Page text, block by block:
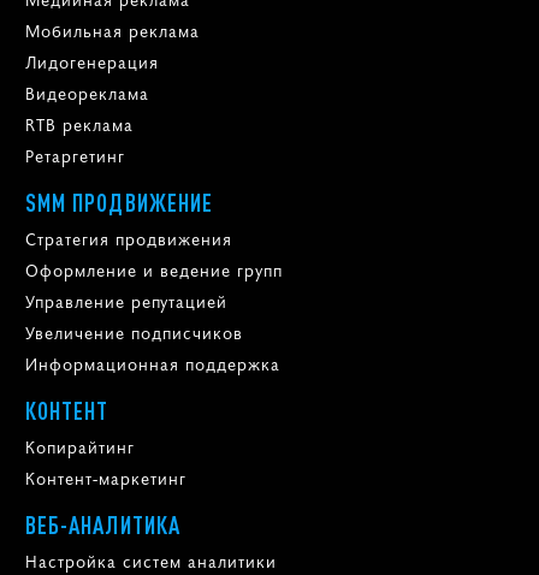
Мобильная реклама
Лидогенерация
Видеореклама
RTB реклама
Ретаргетинг
SMM ПРОДВИЖЕНИЕ
Стратегия продвижения
Оформление и ведение групп
Управление репутацией
Увеличение подписчиков
Информационная поддержка
КОНТЕНТ
Копирайтинг
Контент-маркетинг
ВЕБ-АНАЛИТИКА
Настройка систем аналитики